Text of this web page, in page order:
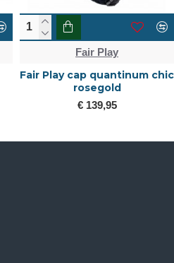
Fair Play
Fair Play cap quantinum chic
rosegold
€ 139,95